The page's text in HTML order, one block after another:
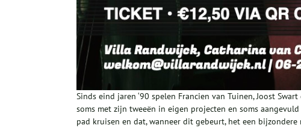
Sinds eind jaren ‘90 spelen Francien van Tuinen, Joost
soms met zijn tweeën in eigen projecten en soms
pad kruisen en dat, wanneer dit gebeurt, het een